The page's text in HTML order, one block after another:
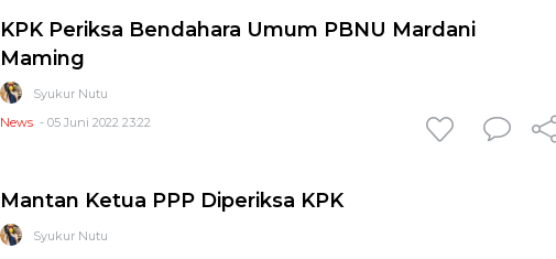
KPK Periksa Bendahara Umum PBNU Mardani
Maming
Syukur Nutu
News - 05 Juni 2022 23:22
Mantan Ketua PPP Diperiksa KPK
Syukur Nutu